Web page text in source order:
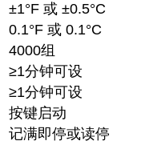
±1°F 或 ±0.5°C
0.1°F 或 0.1°C
4000组
≥1分钟可设
≥1分钟可设
按键启动
记满即停或读停